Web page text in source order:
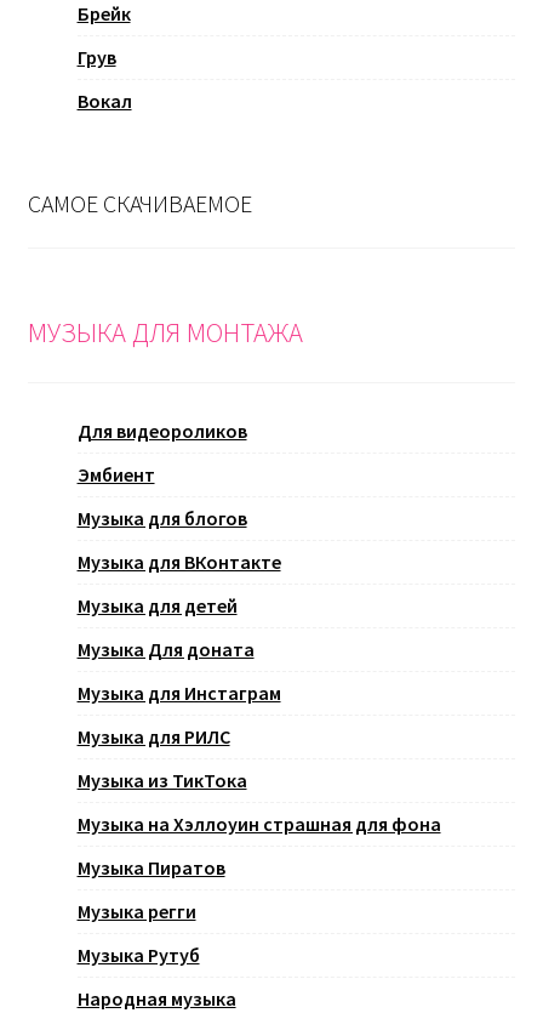
Брейк
Грув
Вокал
САМОЕ СКАЧИВАЕМОЕ
МУЗЫКА ДЛЯ МОНТАЖА
Для видеороликов
Эмбиент
Музыка для блогов
Музыка для ВКонтакте
Музыка для детей
Музыка Для доната
Музыка для Инстаграм
Музыка для РИЛС
Музыка из ТикТока
Музыка на Хэллоуин страшная для фона
Музыка Пиратов
Музыка регги
Музыка Рутуб
Народная музыка